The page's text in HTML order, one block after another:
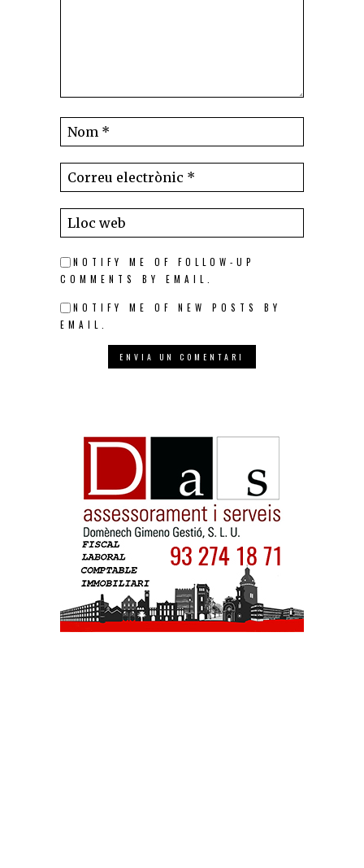
NOTIFY ME OF FOLLOW-UP
COMMENTS BY EMAIL.
NOTIFY ME OF NEW POSTS BY
EMAIL.